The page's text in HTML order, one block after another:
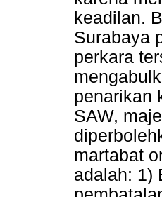
keadilan.
Surabaya
perkara
penarikan
SAW,
martabat
adalah: 1)